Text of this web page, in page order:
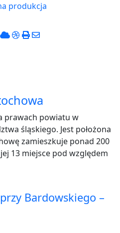
produkcja
Whatsapp
CloudStumbleUpon
PrintShare
prawach powiatu w
śląskiego. Jest położona
zamieszkuje ponad 200
13 miejsce pod względem
Bardowskiego –